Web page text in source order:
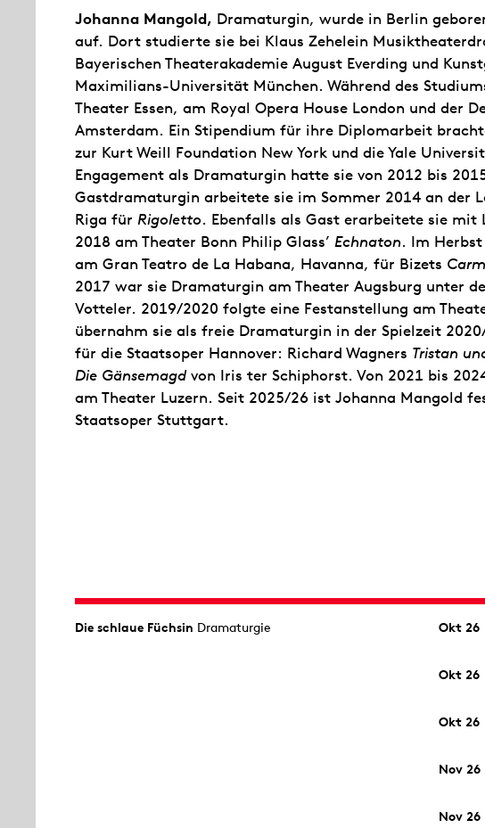
Johanna Mangold, Dramaturgin, wurde in Berlin
auf. Dort studierte sie bei Klaus Zehelein
Bayerischen Theaterakademie August Everding und
Maximilians-Universität München. Während des
Theater Essen, am Royal Opera House London und der
Amsterdam. Ein Stipendium für ihre Diplomarbeit
zur Kurt Weill Foundation New York und die Yale
Engagement als Dramaturgin hatte sie von 2012 bis
Gastdramaturgin arbeitete sie im Sommer 2014 an der
Riga für Rigoletto. Ebenfalls als Gast erarbeitete sie mit
2018 am Theater Bonn Philip Glass’ Echnaton. Im
am Gran Teatro de La Habana, Havanna, für Bizets
2017 war sie Dramaturgin am Theater Augsburg unter
Votteler. 2019/2020 folgte eine Festanstellung am
übernahm sie als freie Dramaturgin in der Spielzeit
für die Staatsoper Hannover: Richard Wagners Tristan
Die Gänsemagdvon Iris ter Schiphorst. Von 2021 bis
am Theater Luzern. Seit 2025/26 ist Johanna Mangold
Staatsoper Stuttgart.
Die schlaue Füchsin Dramaturgie Okt 26
Okt 26
Okt 26
Nov 26
Nov 26